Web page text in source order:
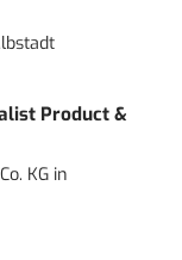
Product &
KG in